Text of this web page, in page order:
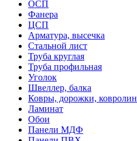
ОСП
Фанера
ЦСП
Арматура, высечка
Стальной лист
Труба круглая
Труба профильная
Уголок
Швеллер, балка
Ковры, дорожки, ковролин
Ламинат
Обои
Панели МДФ